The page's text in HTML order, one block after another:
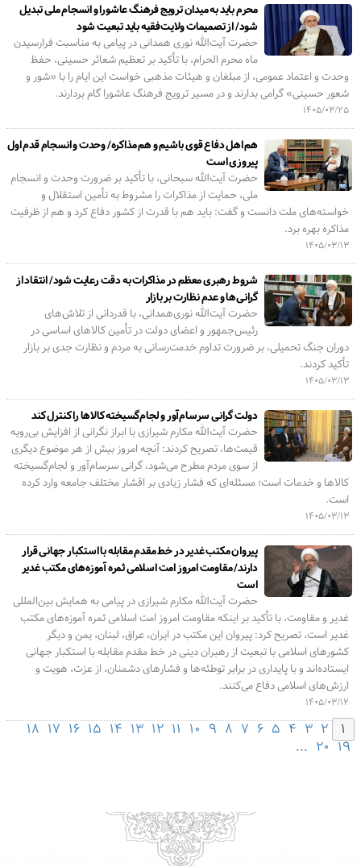
محرم باید به میدان ترویج فرهنگ عاشورا و انسجام ملی تبدیل
شود/ از تصمیمات ولایت‌فقیه باید تبعیت شود
حضرت آیت‌الله نوری همدانی در پیامی به مناسبت فرارسیدن
ماه محرم الحرام، با تأکید بر تعظیم شعائر حسینی، حفظ
وحدت و اعتماد عمومی، از مبلغان و هیئات مذهبی خواست این ایام را با «شور و
شعور حسینی» گرامی بدارند و در مسیر ترویج فرهنگ عاشورا گام بردارند.
۱۴۰۵/۰۳/۲۵
هم اهل دفاع قوی باشیم و هم مذاکره/ وحدت و انسجام قدم اول
پیروزی است
حضرت آیت‌الله سبحانی، با تأکید بر ضرورت وحدت و انسجام
ملی، حمایت از مذاکرات را مشروط به تأمین استقلال و
خواسته‌های ملت دانست و گفت: باید هم با قدرت از کشور دفاع کرد و هم از ظرفیت
مذاکره بهره برد.
۱۴۰۵/۰۳/۱۳
شروط رهبری معظم در مذاکرات به دقت رعایت شود/ انتقاد از
گرانی‌ها و عدم نظارت بر بازار
حضرت آیت‌الله نوری‌همدانی، با قدردانی از تلاش‌های
رئیس‌جمهور و اعضای دولت در تأمین کالاهای اساسی در
دوران جنگ تحمیلی، بر ضرورت تداوم خدمت‌رسانی به مردم و نظارت جدی بر بازار
تأکید کردند.
۱۴۰۵/۰۳/۱۳
دولت گرانی سرسام‌آور و لجام‌گسیخته کالاها را کنترل کند
حضرت آیت‌الله مکارم شیرازی با ابراز نگرانی از افزایش بی‌رویه
قیمت‌ها، تصریح کردند: آنچه امروز بیش از هر موضوع دیگری
از سوی مردم مطرح می‌شود، گرانی سرسام‌آور و لجام‌گسیخته
کالاها و خدمات است؛ مسئله‌ای که فشار زیادی بر اقشار مختلف جامعه وارد کرده
است.
۱۴۰۵/۰۳/۱۳
پیروان مکتب غدیر در خط مقدم مقابله با استکبار جهانی قرار
دارند/ مقاومت امروز امت اسلامی ثمره آموزه‌های مکتب غدیر
است
حضرت آیت‌الله مکارم شیرازی در پیامی به همایش بین‌المللی
غدیر و مقاومت، با تأکید بر اینکه مقاومت امروز امت اسلامی ثمره آموزه‌های مکتب
غدیر است، تصریح کرد: پیروان این مکتب در ایران، عراق، لبنان، یمن و دیگر
کشورهای اسلامی با تبعیت از رهبران دینی در خط مقدم مقابله با استکبار جهانی
ایستاده‌اند و با پایداری در برابر توطئه‌ها و فشارهای دشمنان، از عزت، هویت و
ارزش‌های اسلامی دفاع می‌کنند.
۱۴۰۵/۰۳/۱۲
۱ ۲ ۳ ۴ ۵ ۶ ۷ ۸ ۹ ۱۰ ۱۱ ۱۲ ۱۳ ۱۴ ۱۵ ۱۶ ۱۷ ۱۸
۱۹ ۲۰ ...